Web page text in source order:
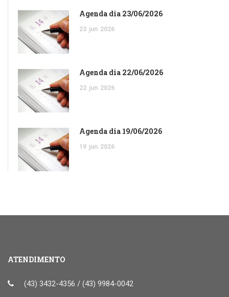
Agenda dia 23/06/2026
23 jun 2026
Agenda dia 22/06/2026
22 jun 2026
Agenda dia 19/06/2026
19 jun 2026
ATENDIMENTO
(43) 3432-4356 / (43) 9984-0042